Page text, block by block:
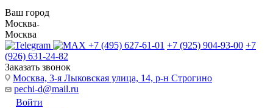
Ваш город
Москва
Москва
+7 (495) 627-61-01 +7 (925) 904-93-00 +7
(926) 631-24-82
Заказать звонок
Москва, 3-я Лыковская улица, 14, р-н Строгино
pechi-d@mail.ru
Войти